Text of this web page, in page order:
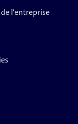
l'entreprise